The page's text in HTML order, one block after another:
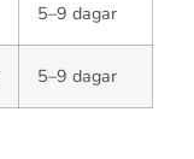
5–9 dagar
5–9 dagar